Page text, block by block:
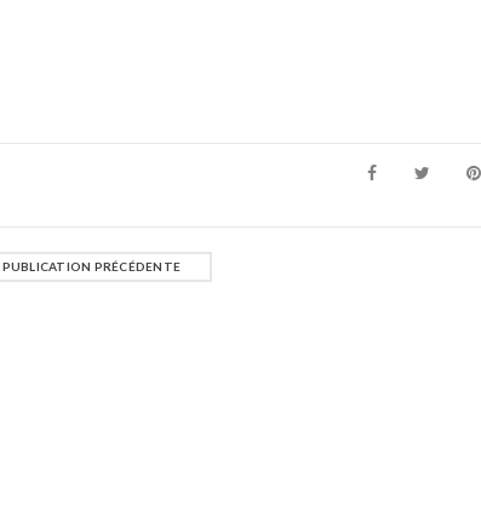
PUBLICATION PRÉCÉDENTE